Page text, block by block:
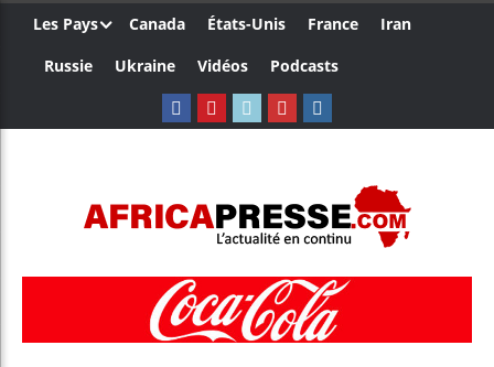
Les Pays Canada États-Unis France
Iran
Russie
Ukraine Vidéos Podcasts